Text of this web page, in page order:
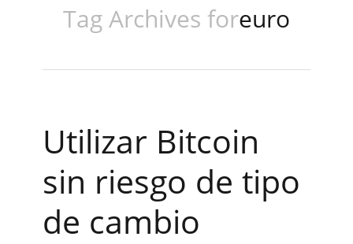
Tag Archives foreuro
Utilizar Bitcoin
sin riesgo de tipo
de cambio